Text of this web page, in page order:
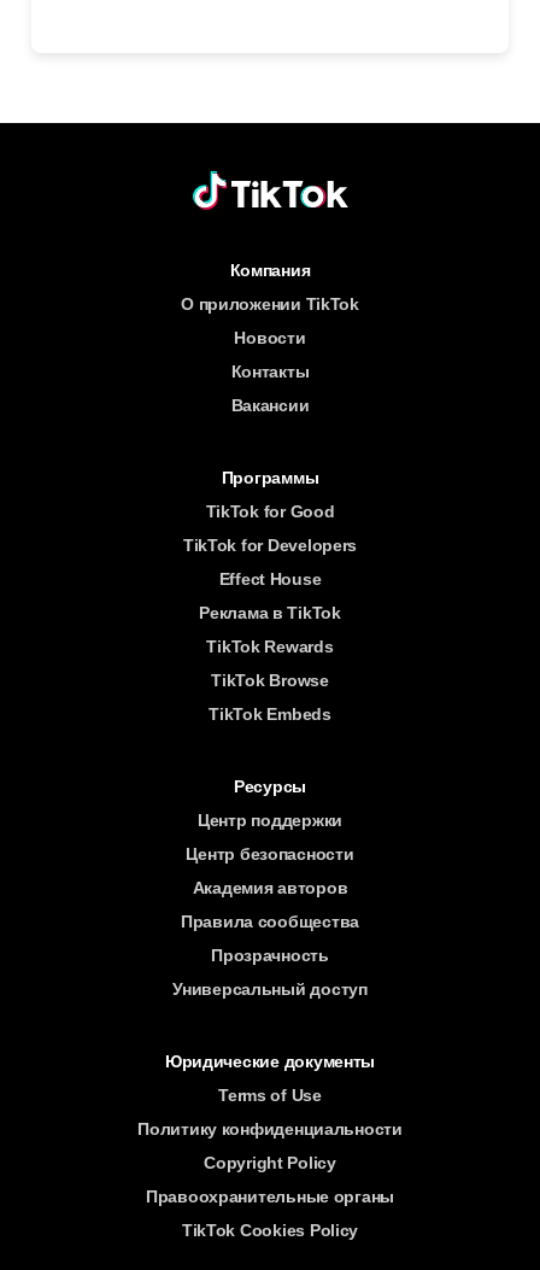
Компания
О приложении TikTok
Новости
Контакты
Вакансии
Программы
TikTok for Good
TikTok for Developers
Effect House
Реклама в TikTok
TikTok Rewards
TikTok Browse
TikTok Embeds
Ресурсы
Центр поддержки
Центр безопасности
Академия авторов
Правила сообщества
Прозрачность
Универсальный доступ
Юридические документы
Terms of Use
Политику конфиденциальности
Copyright Policy
Правоохранительные органы
TikTok Cookies Policy